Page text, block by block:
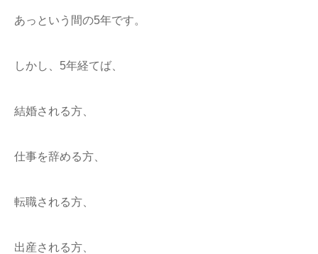
あっという間の5年です。
しかし、5年経てば、
結婚される方、
仕事を辞める方、
転職される方、
出産される方、